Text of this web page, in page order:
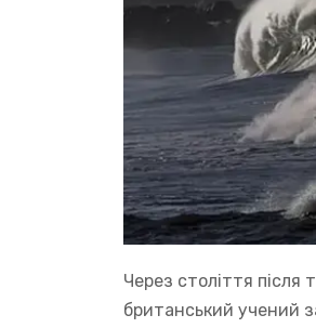
Через століття після
британський учений